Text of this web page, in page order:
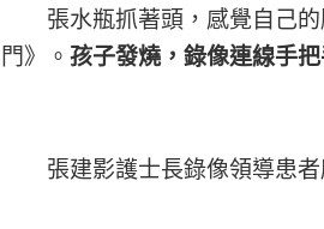
張水瓶抓著頭，感覺自己的
門》。孩子發燒，錄像連線手
張建影護士長錄像領導患者